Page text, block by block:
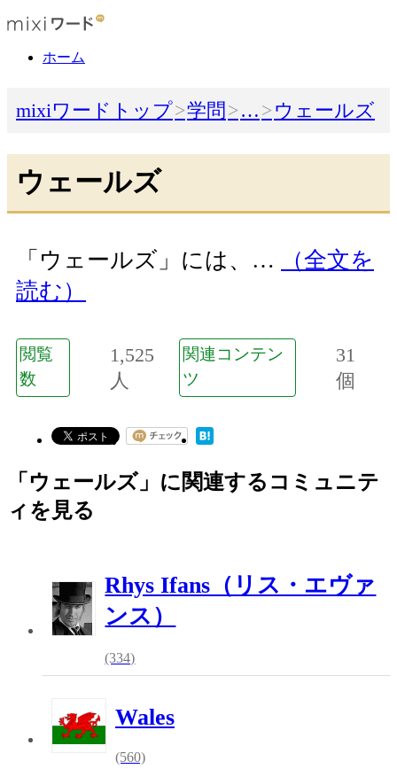
ホーム
mixiワードトップ 学問 … ウェールズ
ウェールズ
「ウェールズ」には、…
（全文を
読む）
閲覧
数
1,525
人
関連コンテン
ツ
31
個
「ウェールズ」に関連するコミュニテ
ィを見る
Rhys Ifans（リス・エヴァ
ンス）
(334)
Wales
(560)